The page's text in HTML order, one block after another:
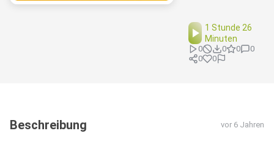
1 Stunde 26
Minuten
0 0 0
0
0
0
Beschreibung vor 6 Jahren